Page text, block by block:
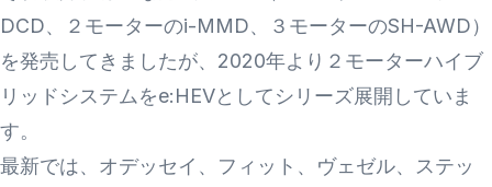
DCD、２モーターのi-MMD、３モーターのSH-AWD）
を発売してきましたが、2020年より２モーターハイブ
リッドシステムをe:HEVとしてシリーズ展開していま
す。
最新では、オデッセイ、フィット、ヴェゼル、ステッ